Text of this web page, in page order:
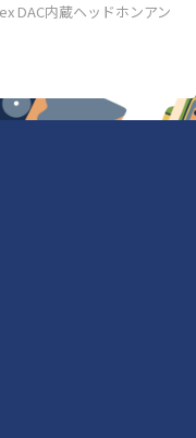
DAC内蔵ヘッドホンアン